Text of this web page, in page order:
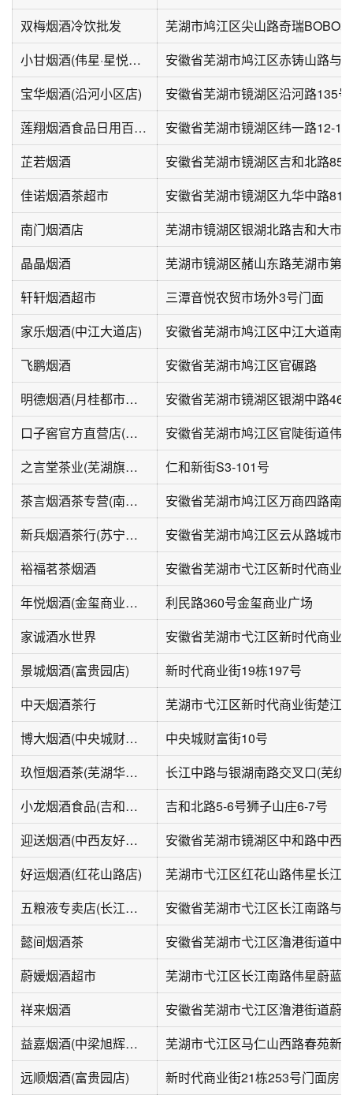
双梅烟酒冷饮批发
芜湖市鸠江区尖山路奇瑞BOBO城
小甘烟酒(伟星·星悦广场店)
宝华烟酒(沿河小区店)
安徽省芜湖市镜湖区沿河路135
莲翔烟酒食品日用百货(新里·伊顿公馆北区店)
芷若烟酒
安徽省芜湖市镜湖区吉和北路85
佳诺烟酒茶超市
安徽省芜湖市镜湖区九华中路81
南门烟酒店
芜湖市镜湖区银湖北路吉和大市
晶晶烟酒
轩轩烟酒超市
三潭音悦农贸市场外3号门面
家乐烟酒(中江大道店)
飞鹏烟酒
安徽省芜湖市鸠江区官碾路
明德烟酒(月桂都市花园西南)
口子窖官方直营店(城东店)
之言堂茶业(芜湖旗舰店)
仁和新街S3-101号
茶言烟酒茶专营(南翔万商店)
新兵烟酒茶行(苏宁环球城市之光店)
裕福茗茶烟酒
安徽省芜湖市弋江区新时代商业
年悦烟酒(金玺商业广场店)
利民路360号金玺商业广场
家诚酒水世界
安徽省芜湖市弋江区新时代商业
景城烟酒(富贵园店)
新时代商业街19栋197号
中天烟酒茶行
芜湖市弋江区新时代商业街楚江
博大烟酒(中央城财富街店)
中央城财富街10号
玖恒烟酒茶(芜湖华强吾悦广场店)
小龙烟酒食品(吉和北路店)
吉和北路5-6号狮子山庄6-7号
迎送烟酒(中西友好花园店)
好运烟酒(红花山路店)
芜湖市弋江区红花山路伟星长江
五粮液专卖店(长江之门店)
懿间烟酒茶
安徽省芜湖市弋江区瀂港街道中
蔚媛烟酒超市
芜湖市弋江区长江南路伟星蔚蓝
祥来烟酒
安徽省芜湖市弋江区澛港街道蔚
益嘉烟酒(中梁旭辉铂悦·滨江店)
芜湖市弋江区马仁山西路春苑新
远顺烟酒(富贵园店)
新时代商业街21栋253号门面房